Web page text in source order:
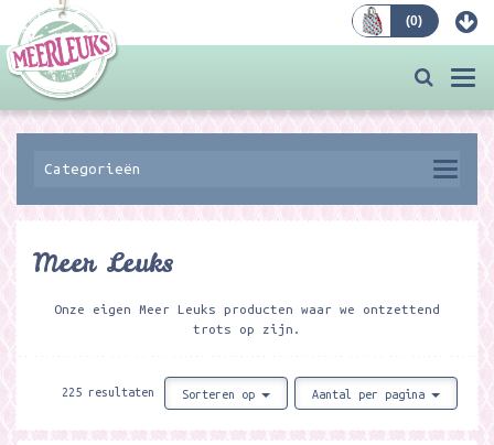
(0)
Categorieën
Meer Leuks
Onze eigen Meer Leuks producten waar we ontzettend
trots op zijn.
225 resultaten Sorteren op Aantal per pagina